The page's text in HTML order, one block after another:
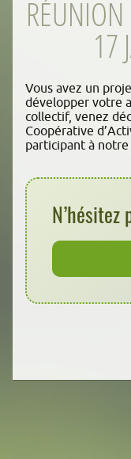
17
Vous avez un
développer votre
collectif, venez
Coopérative
participant à